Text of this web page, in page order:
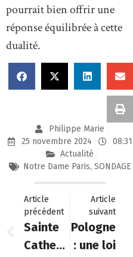
pourrait bien offrir une
réponse équilibrée à cette
dualité.
Philippe Marie
25 novembre 2024
08:31
Actualité
Notre Dame Paris, SONDAGE
Article
précédent
Sainte
Catherine
Article
suivant
Pologne
: une loi